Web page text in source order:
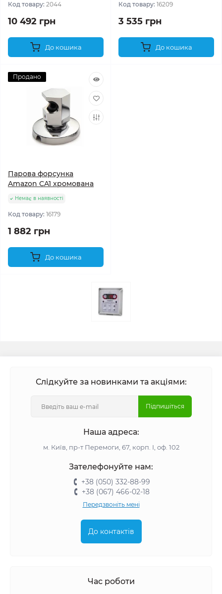
Код товару: 2044
10 492 грн
До кошика
Код товару: 16209
3 535 грн
До кошика
Продано
Парова форсунка
Amazon CA1 хромована
Немає в наявності
Код товару: 16179
1 882 грн
До кошика
Слідкуйте за новинками та акціями:
Підпишіться
Наша адреса:
м. Київ, пр-т Перемоги, 67, корп. І, оф. 102
Зателефонуйте нам:
+38 (050) 332-88-99
+38 (067) 466-02-18
Передзвоніть мені
До контактів
Час роботи